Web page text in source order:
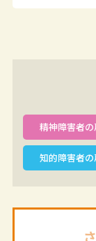
精神障害者
知的障害者